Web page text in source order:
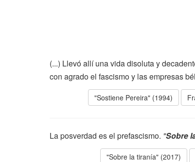
(...) Llevó allí una vida disoluta y
con agrado el fascismo y las empresas
"Sostiene Pereira" (1994)
La posverdad es el prefascismo. "Sobre
"Sobre la tiranía" (2017)